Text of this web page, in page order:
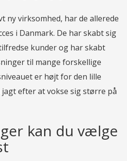
ny virksomhed, har de allerede
i Danmark. De har skabt sig
kunder og har skabt
til mange forskellige
er højt for den lille
efter at vokse sig større på
kan du vælge